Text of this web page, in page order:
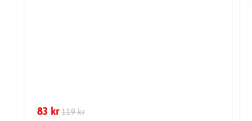
83 kr 119 kr